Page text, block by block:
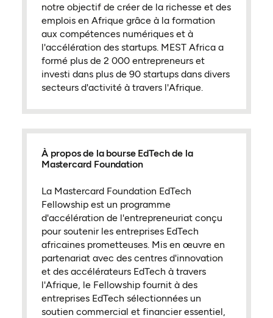
notre objectif de créer de la richesse et des
emplois en Afrique grâce à la formation
aux compétences numériques et à
l'accélération des startups. MEST Africa a
formé plus de 2 000 entrepreneurs et
investi dans plus de 90 startups dans divers
secteurs d'activité à travers l'Afrique.
À propos de la bourse EdTech de la
Mastercard Foundation
La Mastercard Foundation EdTech
Fellowship est un programme
d'accélération de l'entrepreneuriat conçu
pour soutenir les entreprises EdTech
africaines prometteuses. Mis en œuvre en
partenariat avec des centres d'innovation
et des accélérateurs EdTech à travers
l'Afrique, le Fellowship fournit à des
entreprises EdTech sélectionnées un
soutien commercial et financier essentiel,